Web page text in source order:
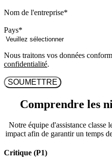
Nom de l'entreprise*
Pays*
Nous traitons vos données
confidentialité.
Comprendre les
Notre équipe d'assistance classe
impact afin de garantir un temps
Critique (P1)